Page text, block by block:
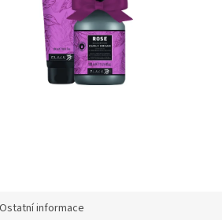
Ostatní informace